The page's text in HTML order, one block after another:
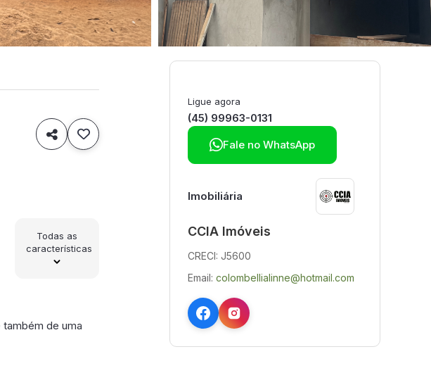

Todas as
características
de uma
Ligue agora
(45) 99963-0131
Fale no WhatsApp
Imobiliária
CCIA Imóveis
CRECI: J5600
Email: colombellialinne@hotmail.com